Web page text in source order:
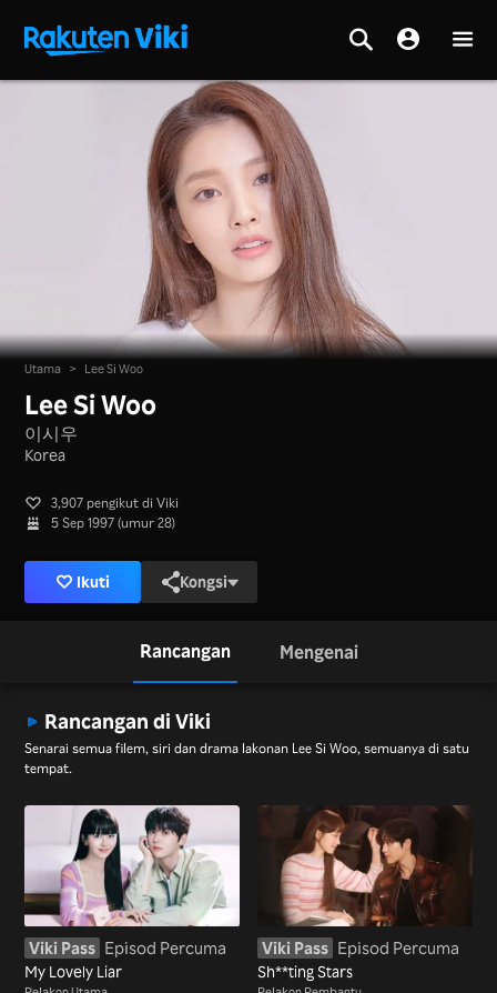
Utama > Lee Si Woo
Lee Si Woo
이시우
Korea
3,907 pengikut di Viki
5 Sep 1997 (umur 28)
Ikuti Kongsi
Rancangan Mengenai
Rancangan di Viki
Senarai semua filem, siri dan drama lakonan Lee Si Woo, semuanya di satu
tempat.
Viki Pass Episod Percuma
My Lovely Liar
Viki Pass Episod Percuma
Sh**ting Stars